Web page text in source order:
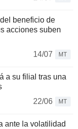
beneficio de
acciones suben
14/07
MT
a su filial tras una
22/06
MT
ante la volatilidad